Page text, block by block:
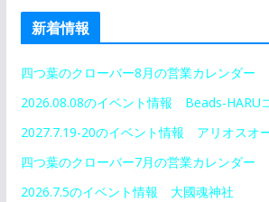
新着情報
四つ葉のクローバー8月の営業カレンダー
2026.08.08のイベント情報 Beads-HARU
2027.7.19-20のイベント情報 アリオスオ
四つ葉のクローバー7月の営業カレンダー
2026.7.5のイベント情報 大國魂神社